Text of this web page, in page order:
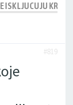
ISKLJUCUJU
#819